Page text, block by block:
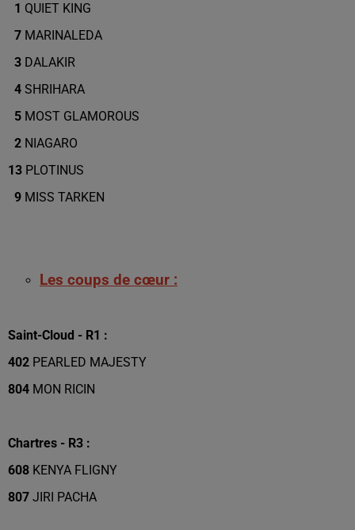
1 QUIET KING
7 MARINALEDA
3 DALAKIR
4 SHRIHARA
5 MOST GLAMOROUS
2 NIAGARO
13 PLOTINUS
9 MISS TARKEN
Les coups de cœur :
Saint-Cloud - R1 :
402 PEARLED MAJESTY
804 MON RICIN
Chartres - R3 :
608 KENYA FLIGNY
807 JIRI PACHA